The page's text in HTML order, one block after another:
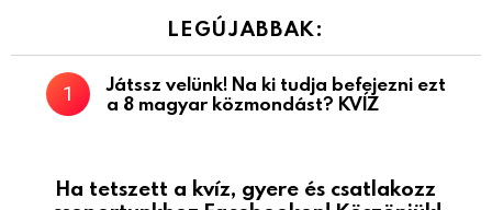
LEGÚJABBAK:
Játssz velünk! Na ki tudja befejezni ezt
a 8 magyar közmondást? KVÍZ
Ha tetszett a kvíz, gyere és csatlakozz